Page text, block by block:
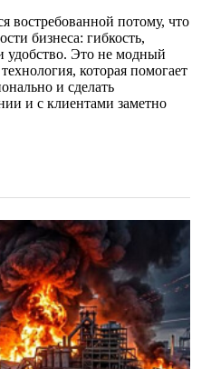
востребованной потому, что
бизнеса: гибкость,
удобство. Это не модный
которая помогает
и сделать
и с клиентами заметно